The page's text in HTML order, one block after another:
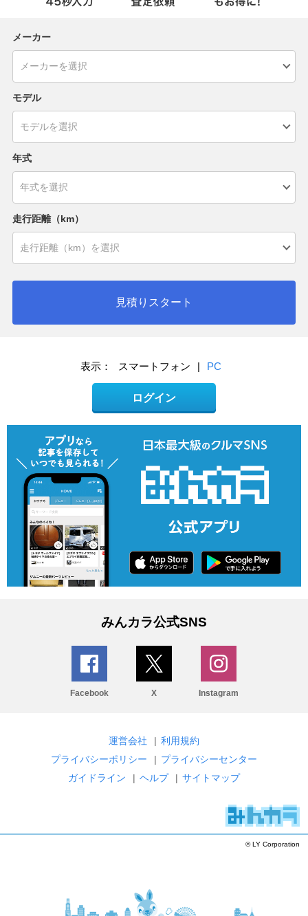
メーカー
モデル
年式
走行距離（km）
見積りスタート
表示： スマートフォン | PC
ログイン
みんカラ公式SNS
Facebook X Instagram
運営会社 | 利用規約
プライバシーポリシー
| プライバシーセンター
ガイドライン
| ヘルプ | サイトマップ
© LY Corporation